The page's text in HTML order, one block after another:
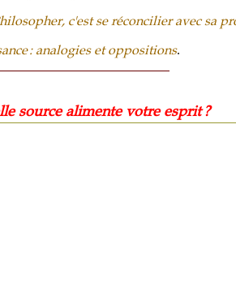
c'est se réconcilier avec sa
: analogies et oppositions.
alimente votre esprit ?